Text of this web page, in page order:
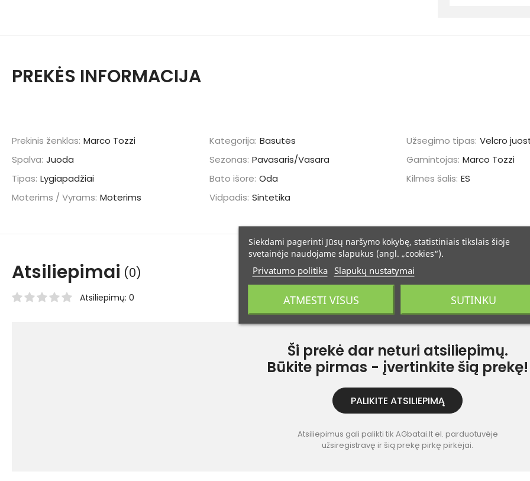
PREKĖS INFORMACIJA
Prekinis ženklas: Marco Tozzi
Spalva: Juoda
Tipas: Lygiapadžiai
Moterims / Vyrams: Moterims
Kategorija: Basutės
Sezonas: Pavasaris/Vasara
Bato išorė: Oda
Vidpadis: Sintetika
Užsegimo tipas: Velcro
Gamintojas: Marco Tozzi
Kilmės šalis: ES
Atsiliepimai (0)
Atsiliepimų: 0
Ši prekė dar neturi atsiliepimų.
Būkite pirmas - įvertinkite šią prekę!
PALIKITE ATSILIEPIMĄ
Atsiliepimus gali palikti tik AGbatai.lt el. parduotuvėje
užsiregistravę ir šią prekę pirkę pirkėjai.
Siekdami pagerinti Jūsų naršymo kokybę, statistiniais tikslais šioje
svetainėje naudojame slapukus (angl. „cookies“).
Privatumo politika Slapukų nustatymai
ATMESTI VISUS SUTINKU